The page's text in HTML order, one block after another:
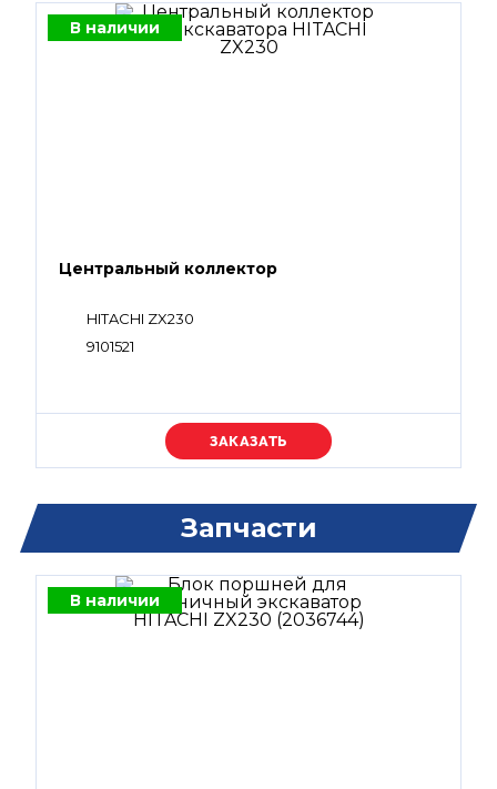
В наличии
Центральный коллектор
HITACHI ZX230
9101521
Уточняйте цену
Запчасти
В наличии